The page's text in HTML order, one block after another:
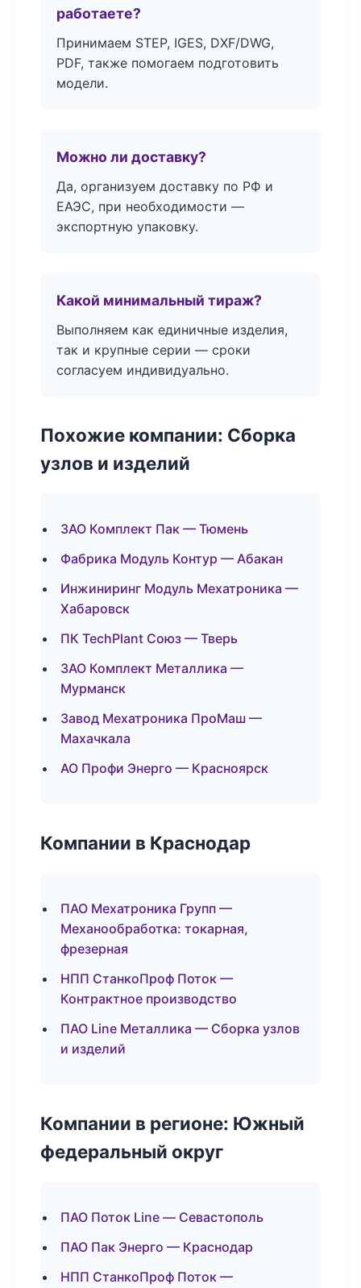
работаете?
Принимаем STEP, IGES, DXF/DWG,
PDF, также помогаем подготовить
модели.
Можно ли доставку?
Да, организуем доставку по РФ и
ЕАЭС, при необходимости —
экспортную упаковку.
Какой минимальный тираж?
Выполняем как единичные изделия,
так и крупные серии — сроки
согласуем индивидуально.
Похожие компании: Сборка
узлов и изделий
ЗАО Комплект Пак — Тюмень
Фабрика Модуль Контур — Абакан
Инжиниринг Модуль Мехатроника —
Хабаровск
ПК TechPlant Союз — Тверь
ЗАО Комплект Металлика —
Мурманск
Завод Мехатроника ПроМаш —
Махачкала
АО Профи Энерго — Красноярск
Компании в Краснодар
ПАО Мехатроника Групп —
Механообработка: токарная,
фрезерная
НПП СтанкоПроф Поток —
Контрактное производство
ПАО Line Металлика — Сборка узлов
и изделий
Компании в регионе: Южный
федеральный округ
ПАО Поток Line — Севастополь
ПАО Пак Энерго — Краснодар
НПП СтанкоПроф Поток —